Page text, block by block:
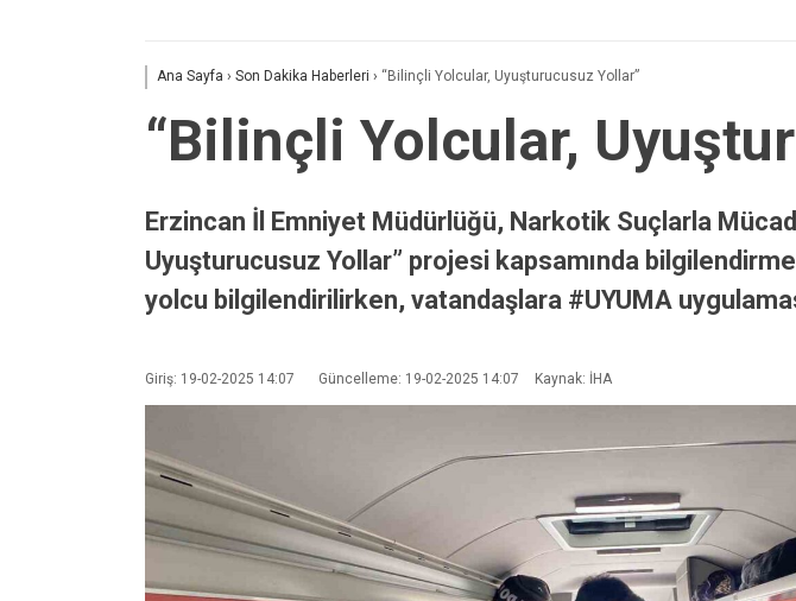
Ana Sayfa › Son Dakika Haberleri › “Bilinçli Yolcular, Uyuşturucusuz Yollar”
“Bilinçli Yolcular,
Erzincan İl Emniyet Müdürlüğü, Narkotik Suçlarla
Uyuşturucusuz Yollar” projesi kapsamında
yolcu bilgilendirilirken, vatandaşlara #UYUMA
Giriş: 19-02-2025 14:07 Güncelleme: 19-02-2025 14:07 Kaynak: İHA